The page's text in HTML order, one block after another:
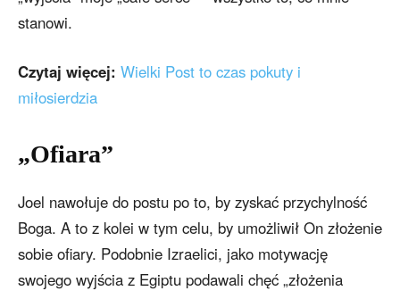
stanowi.
Czytaj więcej: Wielki Post to czas pokuty i
miłosierdzia
„Ofiara”
Joel nawołuje do postu po to, by zyskać przychylność
Boga. A to z kolei w tym celu, by umożliwił On złożenie
sobie ofiary. Podobnie Izraelici, jako motywację
swojego wyjścia z Egiptu podawali chęć „złożenia